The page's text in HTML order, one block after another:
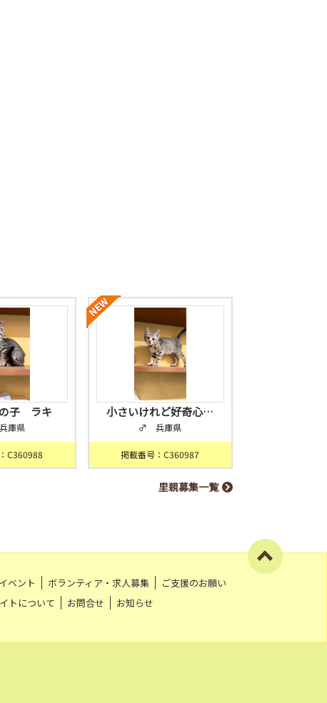
子 ラキ
庫県
C360988
小さいけれど好奇心…
♂ 兵庫県
掲載番号：C360987
里親募集一覧
イベント ボランティア・求人募集
ご支援のお願い
トについて お問合せ お知らせ